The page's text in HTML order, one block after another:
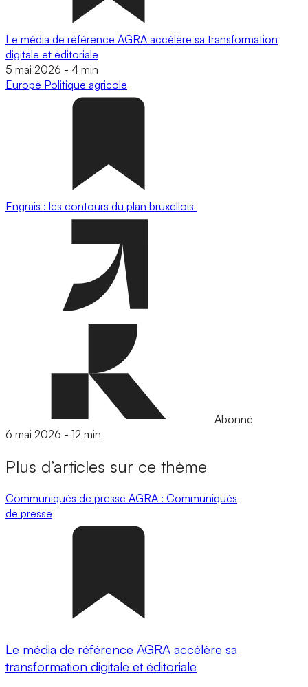
Le média de référence AGRA accélère sa transformation
digitale et éditoriale
5 mai 2026 - 4 min
Europe Politique agricole
Engrais : les contours du plan bruxellois
Abonné
6 mai 2026 - 12 min
Plus d’articles sur ce thème
Communiqués de presse AGRA : Communiqués
de presse
Le média de référence AGRA accélère sa
transformation digitale et éditoriale